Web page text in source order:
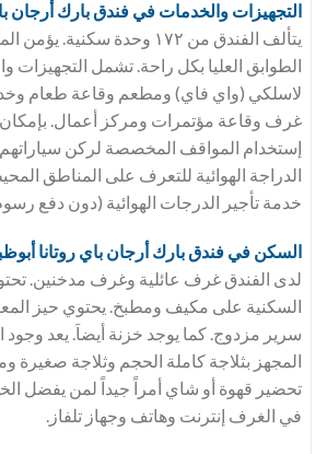
التجهيزات والخدمات في فندق بارك أرجان
يتألف الفندق من ١٧٢ وحدة
الطوابق العليا بكل راحة. تشمل التجهيزات
لاسلكي (واي فاي) ومطعم وقاعة طعام
غرف وقاعة مؤتمرات ومركز أعمال.
إستخدام المواقف المخصصة لركن
الدراجة الهوائية للتعرف على المناطق
خدمة تأجير الدرجات الهوائية (دون دفع
السكن في فندق بارك أرجان باي روتانا
لدى الفندق غرف عائلية وغرف مدخنين.
السكنية على مكيف ومطبخ. يحتوي حيز
سرير مزدوج. كما يوجد خزنة أيضاَ. يعد وجود
المجهز بثلاجة كاملة الحجم وثلاجة صغيرة
تحضير قهوة أو شاي أمراً جيداً لمن يفضل
في الغرف إنترنت وهاتف وجهاز تلفاز.